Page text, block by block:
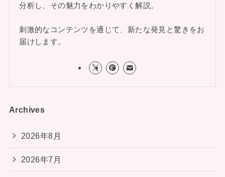
分析し、その魅力をわかりやすく解説。
刺激的なコンテンツを通じて、新たな発見と驚きをお
届けします。
Archives
2026年8月
2026年7月